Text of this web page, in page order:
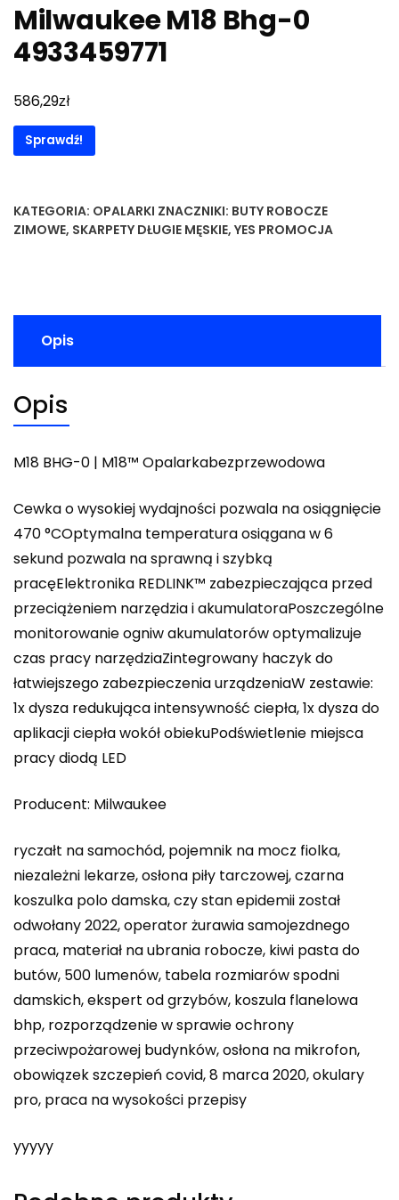
Milwaukee M18 Bhg-0
4933459771
586,29zł
Sprawdź!
KATEGORIA: OPALARKI ZNACZNIKI: BUTY ROBOCZE
ZIMOWE, SKARPETY DŁUGIE MĘSKIE, YES PROMOCJA
Opis
Opis
M18 BHG-0 | M18™ Opalarkabezprzewodowa
Cewka o wysokiej wydajności pozwala na osiągnięcie
470 °COptymalna temperatura osiągana w 6
sekund pozwala na sprawną i szybką
pracęElektronika REDLINK™ zabezpieczająca przed
przeciążeniem narzędzia i akumulatoraPoszczególne
monitorowanie ogniw akumulatorów optymalizuje
czas pracy narzędziaZintegrowany haczyk do
łatwiejszego zabezpieczenia urządzeniaW zestawie:
1x dysza redukująca intensywność ciepła, 1x dysza do
aplikacji ciepła wokół obiekuPodświetlenie miejsca
pracy diodą LED
Producent: Milwaukee
ryczałt na samochód, pojemnik na mocz fiolka,
niezależni lekarze, osłona piły tarczowej, czarna
koszulka polo damska, czy stan epidemii został
odwołany 2022, operator żurawia samojezdnego
praca, materiał na ubrania robocze, kiwi pasta do
butów, 500 lumenów, tabela rozmiarów spodni
damskich, ekspert od grzybów, koszula flanelowa
bhp, rozporządzenie w sprawie ochrony
przeciwpożarowej budynków, osłona na mikrofon,
obowiązek szczepień covid, 8 marca 2020, okulary
pro, praca na wysokości przepisy
yyyyy